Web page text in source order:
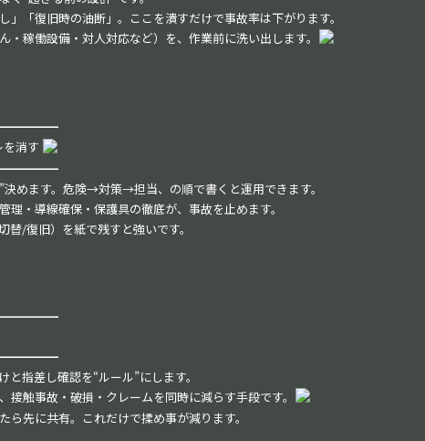
」「復旧時の油断」。ここを潰すだけで事故率は下がります。
・稼働設備・対人対応など）を、作業前に洗い出します。
消す
決めます。危険→対策→担当、の順で書くと運用できます。
理・導線確保・保護具の徹底が、事故を止めます。
替/復旧）を紙で残すと強いです。
指差し確認を“ルール”にします。
接触事故・破損・クレームを同時に減らす手段です。
先に共有。これだけで揉め事が減ります。